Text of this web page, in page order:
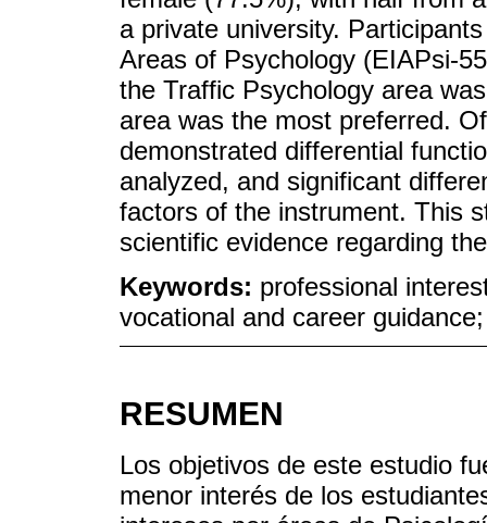
a private university.
Areas of Psychology (EIAPsi-
the Traffic Psychology area
area was the most preferred.
demonstrated differential
analyzed, and significant
factors of the instrument. This
scientific evidence regarding
Keywords: professional
vocational and career
RESUMEN
Los objetivos de este estudio
menor interés de los